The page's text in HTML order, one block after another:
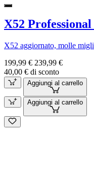
X52
X52 aggiornato, molle
199,99 € 239,99 €
40,00 € di sconto
Aggiungi al carrello
Aggiungi al carrello